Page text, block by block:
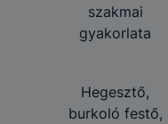
szakmai
gyakorlata
Hegesztő,
burkoló festő,